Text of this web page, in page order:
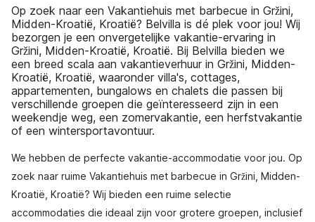
Op zoek naar een Vakantiehuis met barbecue in Gržini,
Midden-Kroatië, Kroatië? Belvilla is dé plek voor jou! Wij
bezorgen je een onvergetelijke vakantie-ervaring in
Gržini, Midden-Kroatië, Kroatië. Bij Belvilla bieden we
een breed scala aan vakantieverhuur in Gržini, Midden-
Kroatië, Kroatië, waaronder villa's, cottages,
appartementen, bungalows en chalets die passen bij
verschillende groepen die geïnteresseerd zijn in een
weekendje weg, een zomervakantie, een herfstvakantie
of een wintersportavontuur.
We hebben de perfecte vakantie-accommodatie voor jou. Op
zoek naar ruime Vakantiehuis met barbecue in Gržini, Midden-
Kroatië, Kroatië? Wij bieden een ruime selectie
accommodaties die ideaal zijn voor grotere groepen, inclusief